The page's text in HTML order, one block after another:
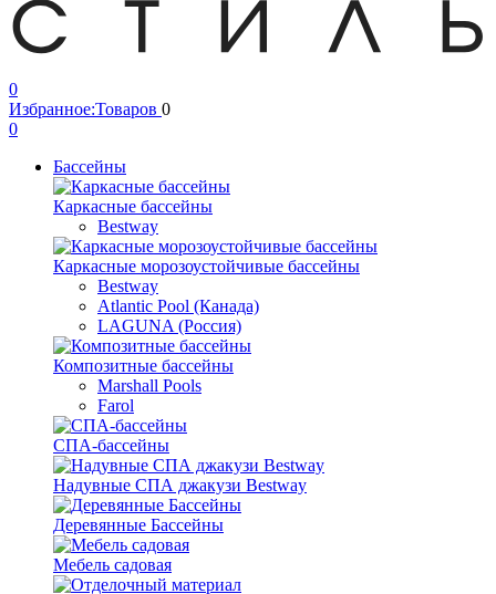
0
Избранное:Товаров 0
0
Бассейны
Каркасные бассейны
Bestway
Каркасные морозоустойчивые бассейны
Bestway
Atlantic Pool (Канада)
LAGUNA (Россия)
Композитные бассейны
Marshall Pools
Farol
СПА-бассейны
Надувные СПА джакузи Bestway
Деревянные Бассейны
Мебель садовая